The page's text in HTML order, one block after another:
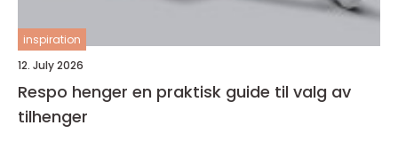
inspiration
12. July 2026
Respo henger en praktisk guide til valg av
tilhenger